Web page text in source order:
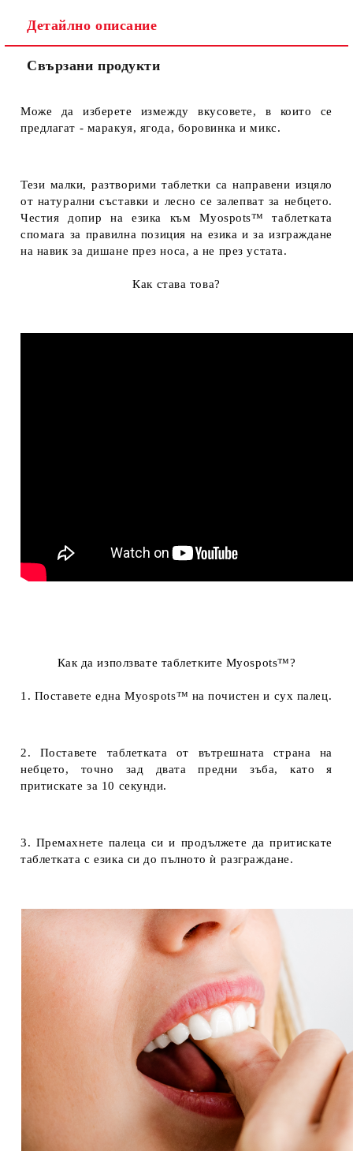
Детайлно описание
Свързани продукти
Може да изберете измежду вкусовете, в които се
предлагат - маракуя, ягода, боровинка и микс.
Тези малки, разтворими таблетки са направени изцяло
от натурални съставки и лесно се залепват за небцето.
Честия допир на езика към Myospots™ таблетката
спомага за правилна позиция на езика и за изграждане
на навик за дишане през носа, а не през устата.
Как става това?
Как да използвате таблетките Myospots™?
1. Поставете една Myospots™ на почистен и сух палец.
2. Поставете таблетката от вътрешната страна на
небцето, точно зад двата предни зъба, като я
притискате за 10 секунди.
3. Премахнете палеца си и продължете да притискате
таблетката с езика си до пълното ѝ разграждане.